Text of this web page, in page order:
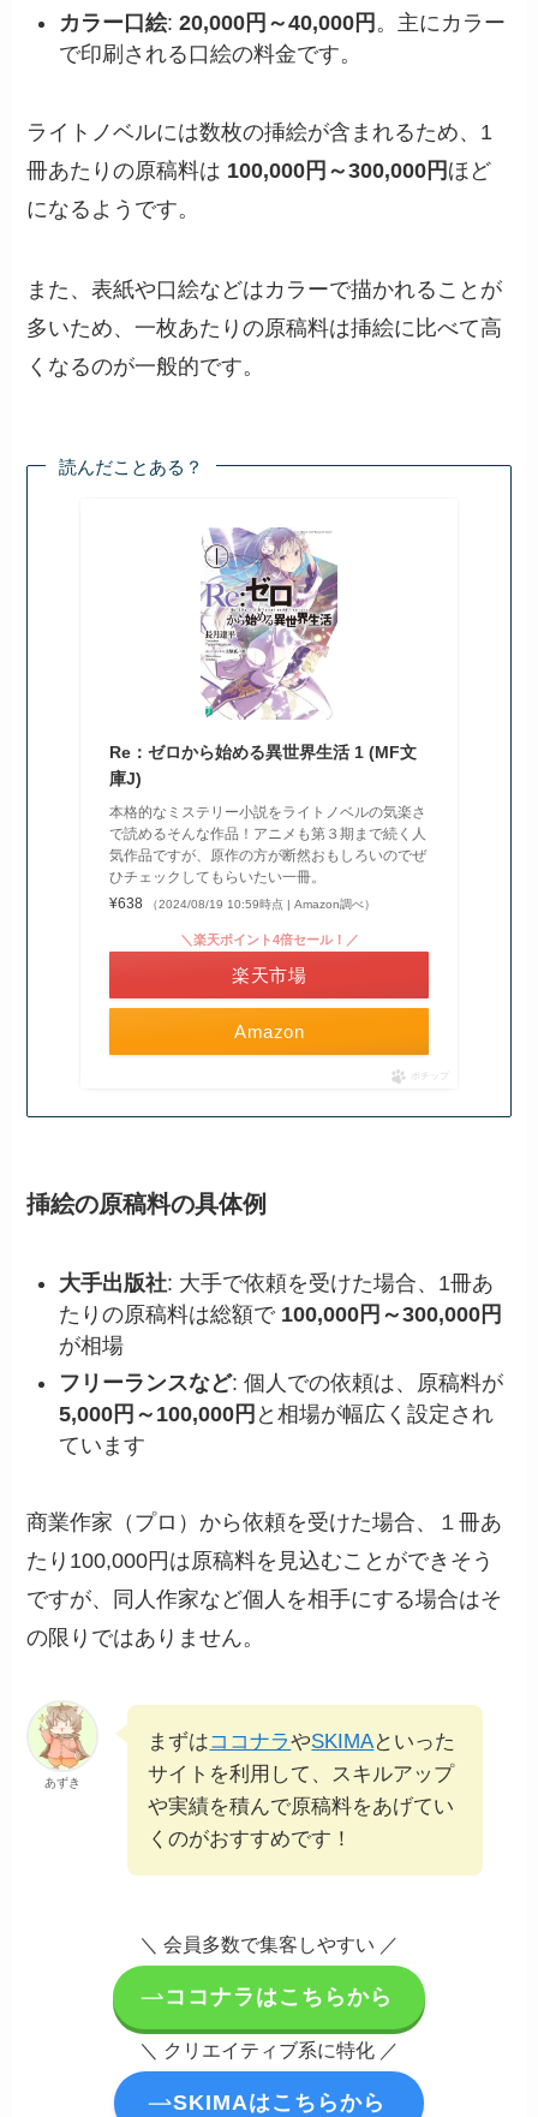
カラー口絵:20,000円～40,000円 。主にカラー
で印刷される口絵の料金です。
ライトノベルには数枚の挿絵が含まれるため、1
冊あたりの原稿料は 100,000円～300,000円 ほど
になるようです。
また、表紙や口絵などはカラーで描かれることが
多いため、一枚あたりの原稿料は挿絵に比べて高
くなるのが一般的です。
読んだことある？
Re：ゼロから始める異世界生活 1 (MF文
庫J)
本格的なミステリー小説をライトノベルの気楽さ
で読めるそんな作品！アニメも第３期まで続く人
気作品ですが、原作の方が断然おもしろいのでぜ
ひチェックしてもらいたい一冊。
¥638
（2024/08/19 10:59時点 | Amazon調べ）
Amazon
＼楽天ポイント4倍セール！／
楽天市場
ポチップ
挿絵の原稿料の具体例
大手出版社: 大手で依頼を受けた場合、1冊あ
たりの原稿料は総額で 100,000円～300,000円
が相場
フリーランスなど: 個人での依頼は、原稿料が
5,000円～100,000円 と相場が幅広く設定され
ています
商業作家（プロ）から依頼を受けた場合、１冊あ
たり100,000円は原稿料を見込むことができそう
ですが、同人作家など個人を相手にする場合はそ
の限りではありません。
あずき
まずはココナラやSKIMAといった
サイトを利用して、スキルアップ
や実績を積んで原稿料をあげてい
くのがおすすめです！
＼ 会員多数で集客しやすい ／
ココナラはこちらから
＼ クリエイティブ系に特化 ／
SKIMAはこちらから